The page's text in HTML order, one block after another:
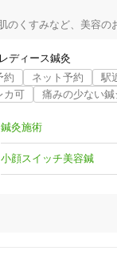
ル
一般治療
・キーワード
のくすみなど、美容の
み、ほうれい線の多
作業、ストレスなど
深層に直接アプロー
ランスを整えることで
】
レディース鍼灸
約 ネット予約 駅
カ可 痛みの少ない鍼
鍼灸施術
小顔スイッチ美容鍼